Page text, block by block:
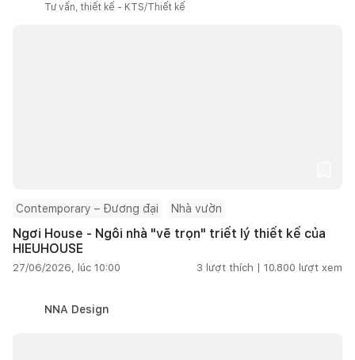
Tư vấn, thiết kế - KTS/Thiết kế
Contemporary – Đương đại Nhà vườn
Ngơi House - Ngôi nhà "vẽ trọn" triết lý thiết kế của
HIEUHOUSE
27/06/2026, lúc 10:00 3 lượt thích | 10.800 lượt xem
NNA Design